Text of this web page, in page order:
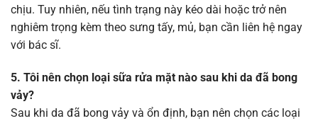
chịu. Tuy nhiên, nếu tình trạng này kéo dài hoặc trở nên
nghiêm trọng kèm theo sưng tấy, mủ, bạn cần liên hệ ngay
với bác sĩ.
5. Tôi nên chọn loại sữa rửa mặt nào sau khi da đã bong
vảy?
Sau khi da đã bong vảy và ổn định, bạn nên chọn các loại